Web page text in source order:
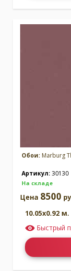
Обои: Marburg
Артикул: 30130
На складе
Цена 8500
10.05x0.92
Быстрый